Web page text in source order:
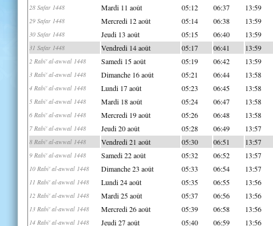
28 Safar 1448 Mardi 11 août 05:12 06:37 13:59
29 Safar 1448 Mercredi 12 août 05:14 06:38 13:59
30 Safar 1448 Jeudi 13 août 05:15 06:40 13:59
31 Safar 1448 Vendredi 14 août 05:17 06:41 13:59
2 Rabi' al-awwal 1448 Samedi 15 août 05:19 06:42 13:59
3 Rabi' al-awwal 1448 Dimanche 16 août 05:21 06:44 13:58
4 Rabi' al-awwal 1448 Lundi 17 août 05:23 06:45 13:58
5 Rabi' al-awwal 1448 Mardi 18 août 05:24 06:47 13:58
6 Rabi' al-awwal 1448 Mercredi 19 août 05:26 06:48 13:58
7 Rabi' al-awwal 1448 Jeudi 20 août 05:28 06:49 13:57
8 Rabi' al-awwal 1448 Vendredi 21 août 05:30 06:51 13:57
9 Rabi' al-awwal 1448 Samedi 22 août 05:32 06:52 13:57
10 Rabi' al-awwal 1448 Dimanche 23 août 05:33 06:54 13:57
11 Rabi' al-awwal 1448 Lundi 24 août 05:35 06:55 13:56
12 Rabi' al-awwal 1448 Mardi 25 août 05:37 06:56 13:56
13 Rabi' al-awwal 1448 Mercredi 26 août 05:39 06:58 13:56
14 Rabi' al-awwal 1448 Jeudi 27 août 05:40 06:59 13:56